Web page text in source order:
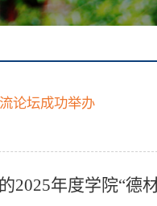
论坛成功举办
2025年度学院“德